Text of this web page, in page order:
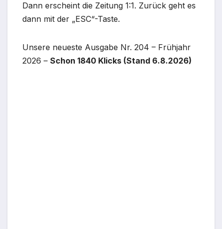
Dann erscheint die Zeitung 1:1. Zurück geht es
dann mit der „ESC“-Taste.
Unsere neueste Ausgabe Nr. 204 – Frühjahr
2026 – Schon 1840 Klicks (Stand 6.8.2026)